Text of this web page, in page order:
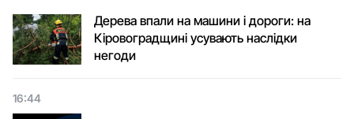
Дерева впали на машини і дороги: на
Кіровоградщині усувають наслідки
негоди
16:44